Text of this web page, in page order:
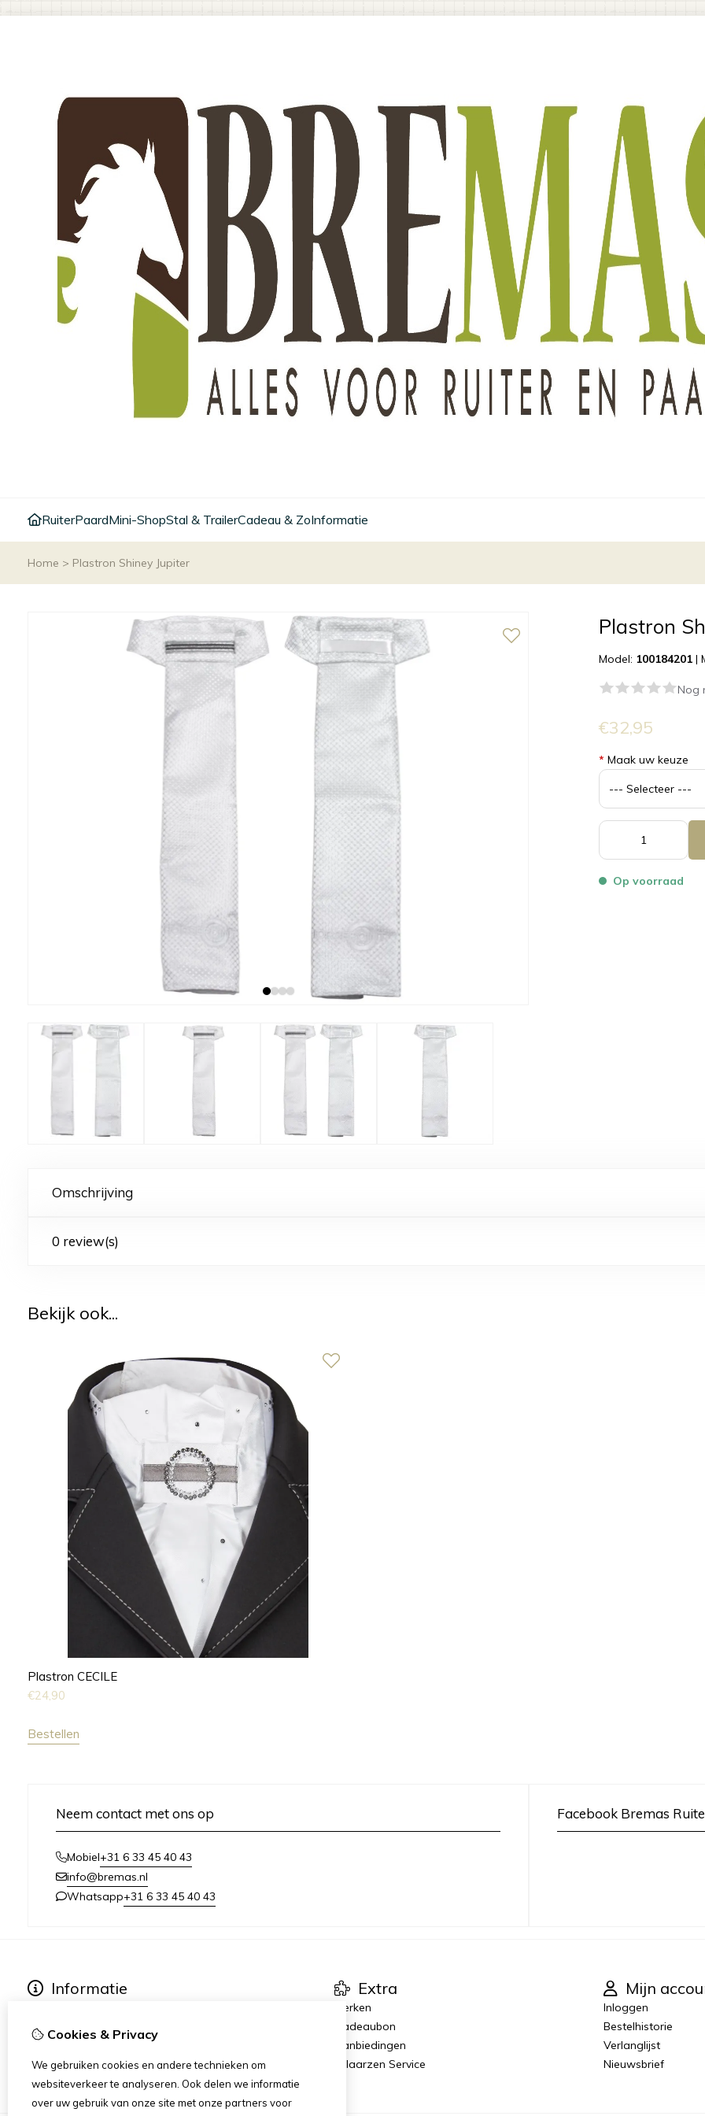
RuiterPaardMini-ShopStal & TrailerCadeau & ZoInformatie
Home > Plastron Shiney Jupiter
Plastron
Model: 100184201 |
Nog
€32,95
* Maak uw keuze
Op voorraad
Omschrijving
0 review(s)
Bekijk ook...
Plastron CECILE
€24,90
Bestellen
Neem contact met ons op
Mobiel+31 6 33 45 40 43
info@bremas.nl
Whatsapp+31 6 33 45 40 43
Facebook Bremas
Informatie
Algemene Voorwaarden
Privacy Statement
Extra
Merken
Cadeaubon
Aanbiedingen
Rijlaarzen Service
Mijn
Inloggen
Bestelhistorie
Verlanglijst
Nieuwsbrief
Cookies & Privacy
We gebruiken cookies en andere technieken om
websiteverkeer te analyseren. Ook delen we informatie
over uw gebruik van onze site met onze partners voor